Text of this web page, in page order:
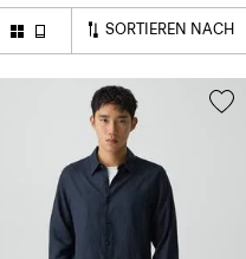
SORTIEREN NACH